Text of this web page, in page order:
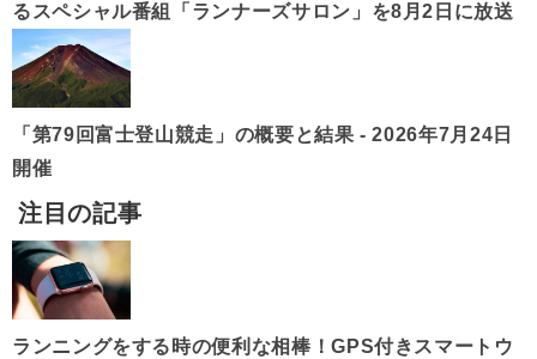
るスペシャル番組「ランナーズサロン」を8月2日に放送
「第79回富士登山競走」の概要と結果 - 2026年7月24日
開催
注目の記事
ランニングをする時の便利な相棒！GPS付きスマートウ